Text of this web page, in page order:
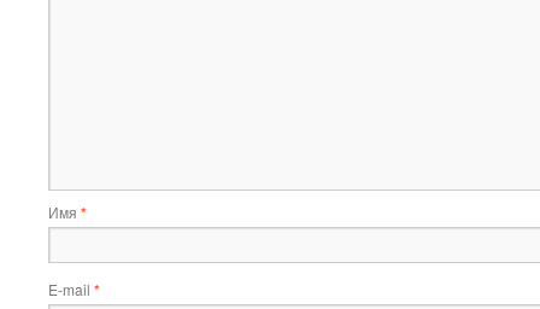
Имя *
E-mail *